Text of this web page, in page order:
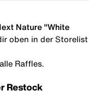
Nature "White
oben in der Storelist
Raffles.
Restock